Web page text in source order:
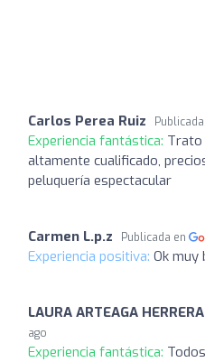
Carlos Perea Ruiz
Experiencia fantástica: Trato
altamente cualificado,
peluquería espectacular
Carmen L.p.z Publicada en
Experiencia positiva: Ok muy
LAURA ARTEAGA HERRERA
ago
Experiencia fantástica: